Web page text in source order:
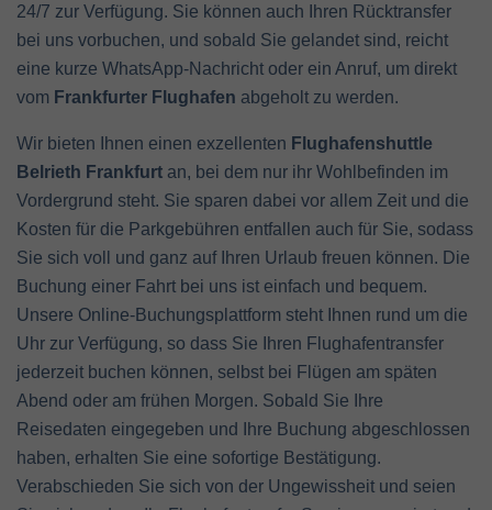
24/7 zur Verfügung. Sie können auch Ihren Rücktransfer
bei uns vorbuchen, und sobald Sie gelandet sind, reicht
eine kurze WhatsApp-Nachricht oder ein Anruf, um direkt
vom Frankfurter Flughafen abgeholt zu werden.
Wir bieten Ihnen einen exzellenten Flughafenshuttle
Belrieth Frankfurt an, bei dem nur ihr Wohlbefinden im
Vordergrund steht. Sie sparen dabei vor allem Zeit und die
Kosten für die Parkgebühren entfallen auch für Sie, sodass
Sie sich voll und ganz auf Ihren Urlaub freuen können. Die
Buchung einer Fahrt bei uns ist einfach und bequem.
Unsere Online-Buchungsplattform steht Ihnen rund um die
Uhr zur Verfügung, so dass Sie Ihren Flughafentransfer
jederzeit buchen können, selbst bei Flügen am späten
Abend oder am frühen Morgen. Sobald Sie Ihre
Reisedaten eingegeben und Ihre Buchung abgeschlossen
haben, erhalten Sie eine sofortige Bestätigung.
Verabschieden Sie sich von der Ungewissheit und seien